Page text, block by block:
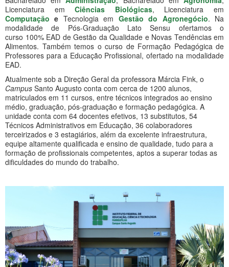
Licenciatura emCiências Biológicas, Licenciatura em
Computação e Tecnologia em Gestão do Agronegócio. Na
modalidade de Pós-Graduação Lato Sensu ofertamos o
curso 100% EAD de Gestão da Qualidade e Novas Tendências em
Alimentos. Também temos o curso de Formação Pedagógica de
Professores para a Educação Profissional, ofertado na modalidade
EAD.
Atualmente sob a Direção Geral da professora Márcia Fink, o
Campus Santo Augusto conta com cerca de 1200 alunos,
matriculados em 11 cursos, entre técnicos integrados ao ensino
médio, graduação, pós-graduação e formação pedagógica. A
unidade conta com 64 docentes efetivos, 13 substitutos, 54
Técnicos Administrativos em Educação, 36 colaboradores
terceirizados e 3 estagiários, além da excelente infraestrutura,
equipe altamente qualificada e ensino de qualidade, tudo para a
formação de profissionais competentes, aptos a superar todas as
dificuldades do mundo do trabalho.